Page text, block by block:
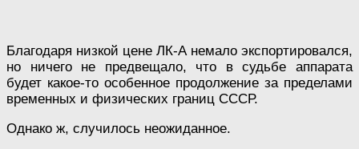
Благодаря низкой цене ЛК-А немало экспортировался,
но ничего не предвещало, что в судьбе аппарата
будет какое-то особенное продолжение за пределами
временных и физических границ СССР.
Однако ж, случилось неожиданное.